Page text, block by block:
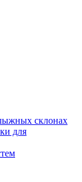
склонах
для